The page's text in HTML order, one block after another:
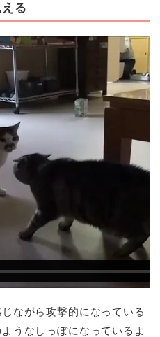
る
ながら攻撃的になっている
うなしっぽになっているよ